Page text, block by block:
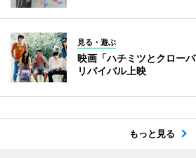
見る・遊ぶ
映画「ハチミツとクロー
リバイバル上映
もっと見る